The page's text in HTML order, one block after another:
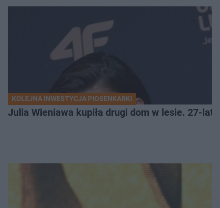
KOLEJNA INWESTYCJA PIOSENKARKI
Julia Wieniawa kupiła drugi dom w lesie. 27-